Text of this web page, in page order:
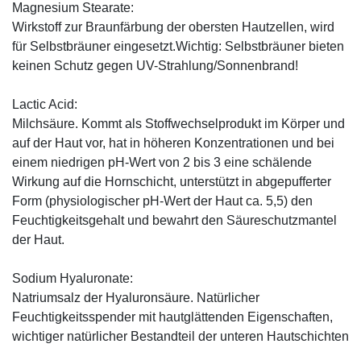
Magnesium Stearate:
Wirkstoff zur Braunfärbung der obersten Hautzellen, wird
für Selbstbräuner eingesetzt.Wichtig: Selbstbräuner bieten
keinen Schutz gegen UV-Strahlung/Sonnenbrand!
Lactic Acid:
Milchsäure. Kommt als Stoffwechselprodukt im Körper und
auf der Haut vor, hat in höheren Konzentrationen und bei
einem niedrigen pH-Wert von 2 bis 3 eine schälende
Wirkung auf die Hornschicht, unterstützt in abgepufferter
Form (physiologischer pH-Wert der Haut ca. 5,5) den
Feuchtigkeitsgehalt und bewahrt den Säureschutzmantel
der Haut.
Sodium Hyaluronate:
Natriumsalz der Hyaluronsäure. Natürlicher
Feuchtigkeitsspender mit hautglättenden Eigenschaften,
wichtiger natürlicher Bestandteil der unteren Hautschichten